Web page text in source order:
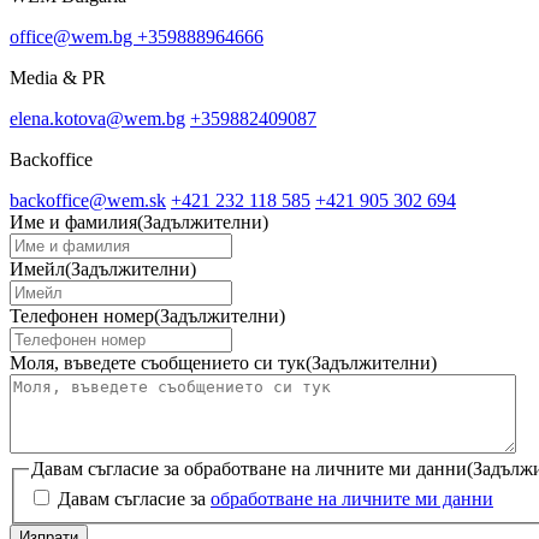
office@wem.bg +359888964666
Media & PR
elena.kotova@wem.bg +359882409087
Backoffice
backoffice@wem.sk +421 232 118 585 +421 905 302 694
Име и фамилия(Задължителни)
Имейл(Задължителни)
Телефонен номер(Задължителни)
Моля, въведете съобщението си тук(Задължителни)
Давам съгласие за обработване на личните ми данни
Давам съгласие за обработване на личните ми данни